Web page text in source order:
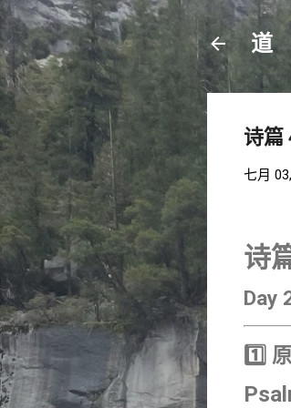
道
诗篇
七月
诗
Day
1️⃣